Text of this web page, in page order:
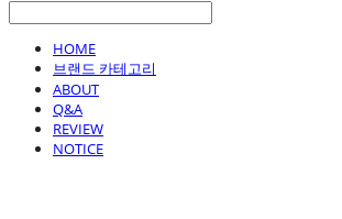
HOME
브랜드 카테고리
ABOUT
Q&A
REVIEW
NOTICE